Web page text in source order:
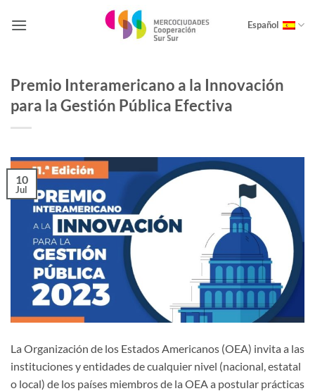
Español
Premio Interamericano a la Innovación
para la Gestión Pública Efectiva
10
Jul
La Organización de los Estados Americanos (OEA) invita a las
instituciones y entidades de cualquier nivel (nacional, estatal
o local) de los países miembros de la OEA a postular prácticas